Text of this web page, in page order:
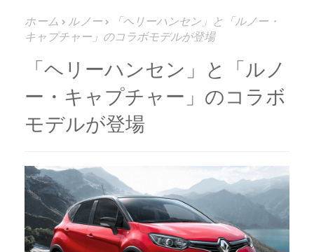
ホーム ルノー
「ヘリーハンセン」と「ルノー・
キャプチャー」のコラボモデルが登場
「ヘリーハンセン」と「ルノ
ー・キャプチャー」のコラボ
モデルが登場